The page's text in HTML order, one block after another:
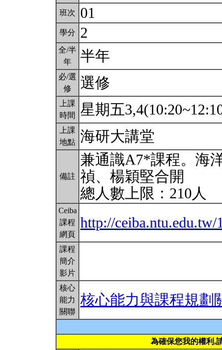
班次 01
學分 2
全/半
年
半年
必/選
修
選修
上課
時間
星期五
上課
地點 海研大講堂
備註
兼通識A7*課程。海
禎、楊穎堅合開
總人數上限：210人
Ceiba
課程
網頁
http://ceiba.ntu.edu.tw/
課程
簡介
影片
核心
能力
關聯
核心能力與課程規劃
為確保您我的權利,